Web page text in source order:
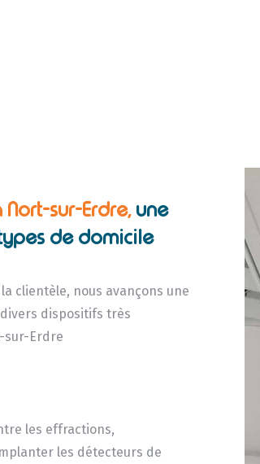
sur-Erdre, une
de domicile
clientèle, nous avançons une
dispositifs très
sur-Erdre
les effractions,
les détecteurs de